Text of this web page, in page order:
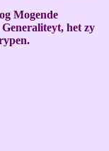
Mogende
het zy